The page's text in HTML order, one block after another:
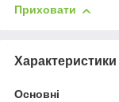
Приховати
Характеристики
Основні